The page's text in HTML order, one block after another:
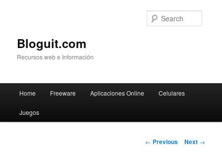
Bloguit.com
Recursos web e Información
Skip
to
Home Freeware Aplicaciones Online Celulares
Juegos
Post
← Previous Next →